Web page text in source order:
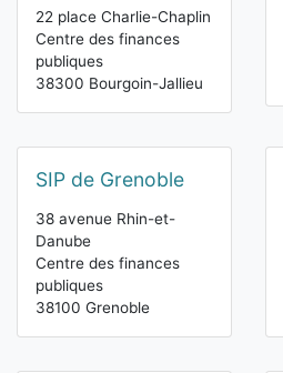
22 place Charlie-Chaplin
Centre des finances
publiques
38300 Bourgoin-Jallieu
SIP de Grenoble
38 avenue Rhin-et-
Danube
Centre des finances
publiques
38100 Grenoble